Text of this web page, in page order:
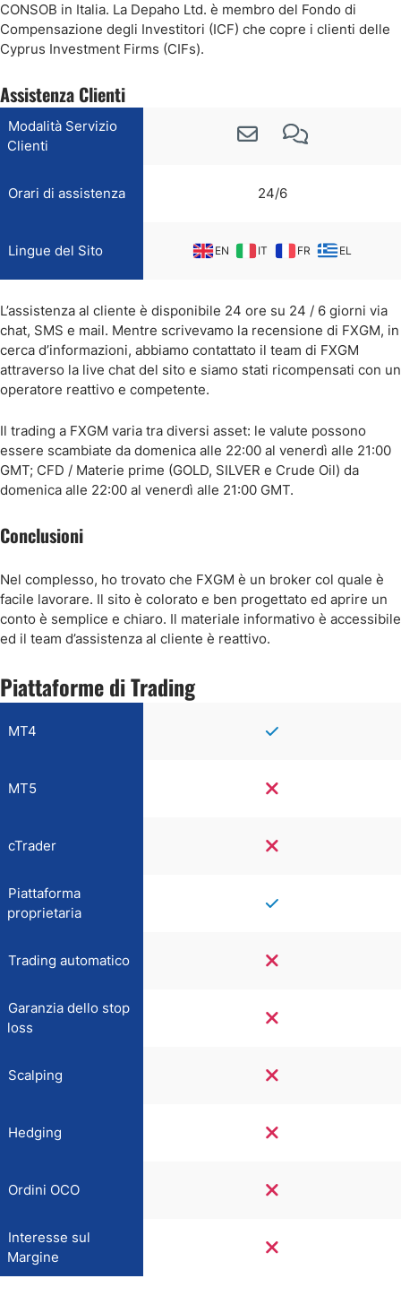
CONSOB in Italia. La Depaho Ltd. è membro del Fondo di
Compensazione degli Investitori (ICF) che copre i clienti delle
Cyprus Investment Firms (CIFs).
Assistenza Clienti
Modalità Servizio
Clienti
Orari di assistenza 24/6
Lingue del Sito EN IT FR EL
L’assistenza al cliente è disponibile 24 ore su 24 / 6 giorni via
chat, SMS e mail. Mentre scrivevamo la recensione di FXGM, in
cerca d’informazioni, abbiamo contattato il team di FXGM
attraverso la live chat del sito e siamo stati ricompensati con un
operatore reattivo e competente.
Il trading a FXGM varia tra diversi asset: le valute possono
essere scambiate da domenica alle 22:00 al venerdì alle 21:00
GMT; CFD / Materie prime (GOLD, SILVER e Crude Oil) da
domenica alle 22:00 al venerdì alle 21:00 GMT.
Conclusioni
Nel complesso, ho trovato che FXGM è un broker col quale è
facile lavorare. Il sito è colorato e ben progettato ed aprire un
conto è semplice e chiaro. Il materiale informativo è accessibile
ed il team d’assistenza al cliente è reattivo.
Piattaforme di Trading
MT4
MT5
cTrader
Piattaforma
proprietaria
Trading automatico
Garanzia dello stop
loss
Scalping
Hedging
Ordini OCO
Interesse sul
Margine